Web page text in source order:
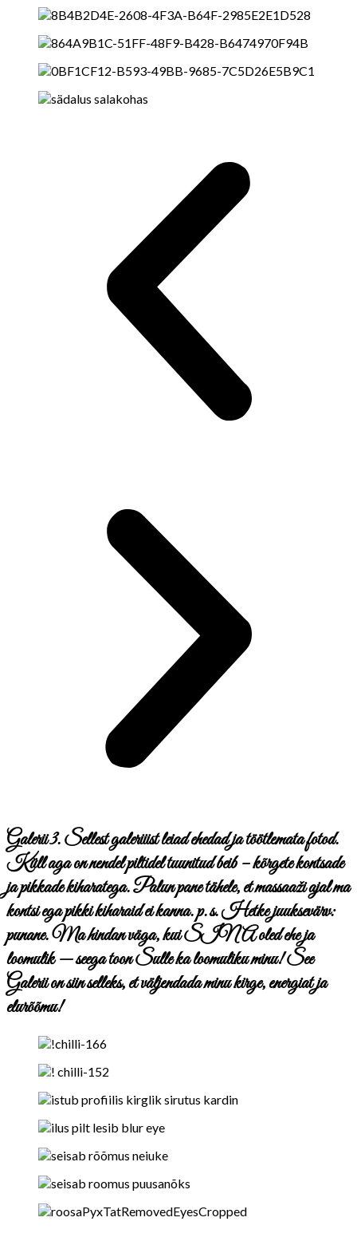
Galerii 3. Sellest galeriiist leiad ehedad ja töötlemata fotod.
Küll aga on nendel piltidel tuunitud beib – kõrgete kontsade
ja pikkade kiharatega. Palun pane tähele, et massaaži ajal ma
kontsi ega pikki kiharaid ei kanna. p.s. Hetke juuksevärv:
punane. Ma hindan väga, kui SINA oled ehe ja
loomulik — seega toon Sulle ka loomuliku minu! See
Galerii on siin selleks, et väljendada minu kirge, energiat ja
elurõõmu!